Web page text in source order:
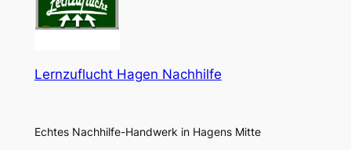
Lernzuflucht Hagen Nachhilfe
Echtes Nachhilfe-Handwerk in Hagens Mitte